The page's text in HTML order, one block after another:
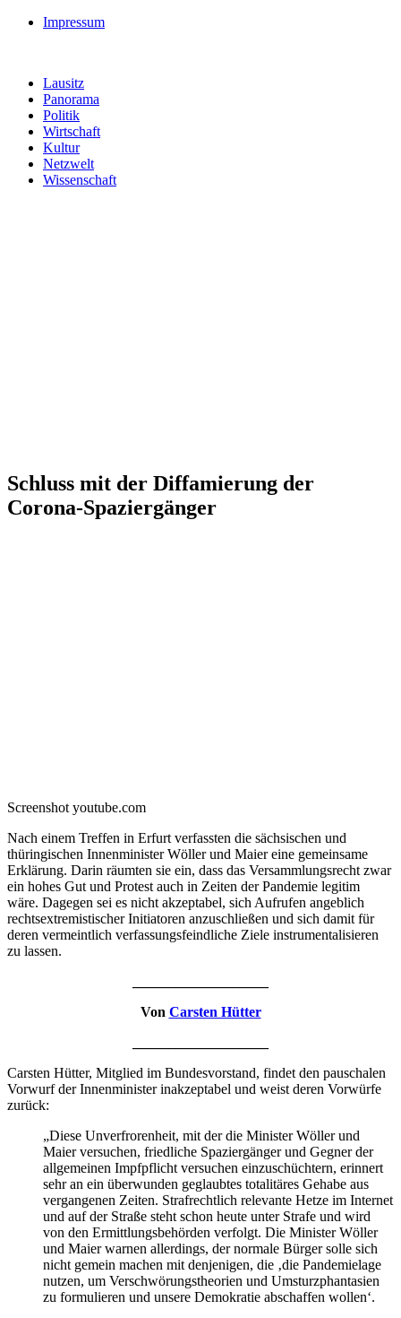
Impressum
Lausitz
Panorama
Politik
Wirtschaft
Kultur
Netzwelt
Wissenschaft
Schluss mit der Diffamierung der
Corona-Spaziergänger
Screenshot youtube.com
Nach einem Treffen in Erfurt verfassten die sächsischen und
thüringischen Innenminister Wöller und Maier eine gemeinsame
Erklärung. Darin räumten sie ein, dass das Versammlungsrecht zwar
ein hohes Gut und Protest auch in Zeiten der Pandemie legitim
wäre. Dagegen sei es nicht akzeptabel, sich Aufrufen angeblich
rechtsextremistischer Initiatoren anzuschließen und sich damit für
deren vermeintlich verfassungsfeindliche Ziele instrumentalisieren
zu lassen.
Von Carsten Hütter
Carsten Hütter, Mitglied im Bundesvorstand, findet den pauschalen
Vorwurf der Innenminister inakzeptabel und weist deren Vorwürfe
zurück:
„Diese Unverfrorenheit, mit der die Minister Wöller und
Maier versuchen, friedliche Spaziergänger und Gegner der
allgemeinen Impfpflicht versuchen einzuschüchtern, erinnert
sehr an ein überwunden geglaubtes totalitäres Gehabe aus
vergangenen Zeiten. Strafrechtlich relevante Hetze im Internet
und auf der Straße steht schon heute unter Strafe und wird
von den Ermittlungsbehörden verfolgt. Die Minister Wöller
und Maier warnen allerdings, der normale Bürger solle sich
nicht gemein machen mit denjenigen, die ‚die Pandemielage
nutzen, um Verschwörungstheorien und Umsturzphantasien
zu formulieren und unsere Demokratie abschaffen wollen‘.